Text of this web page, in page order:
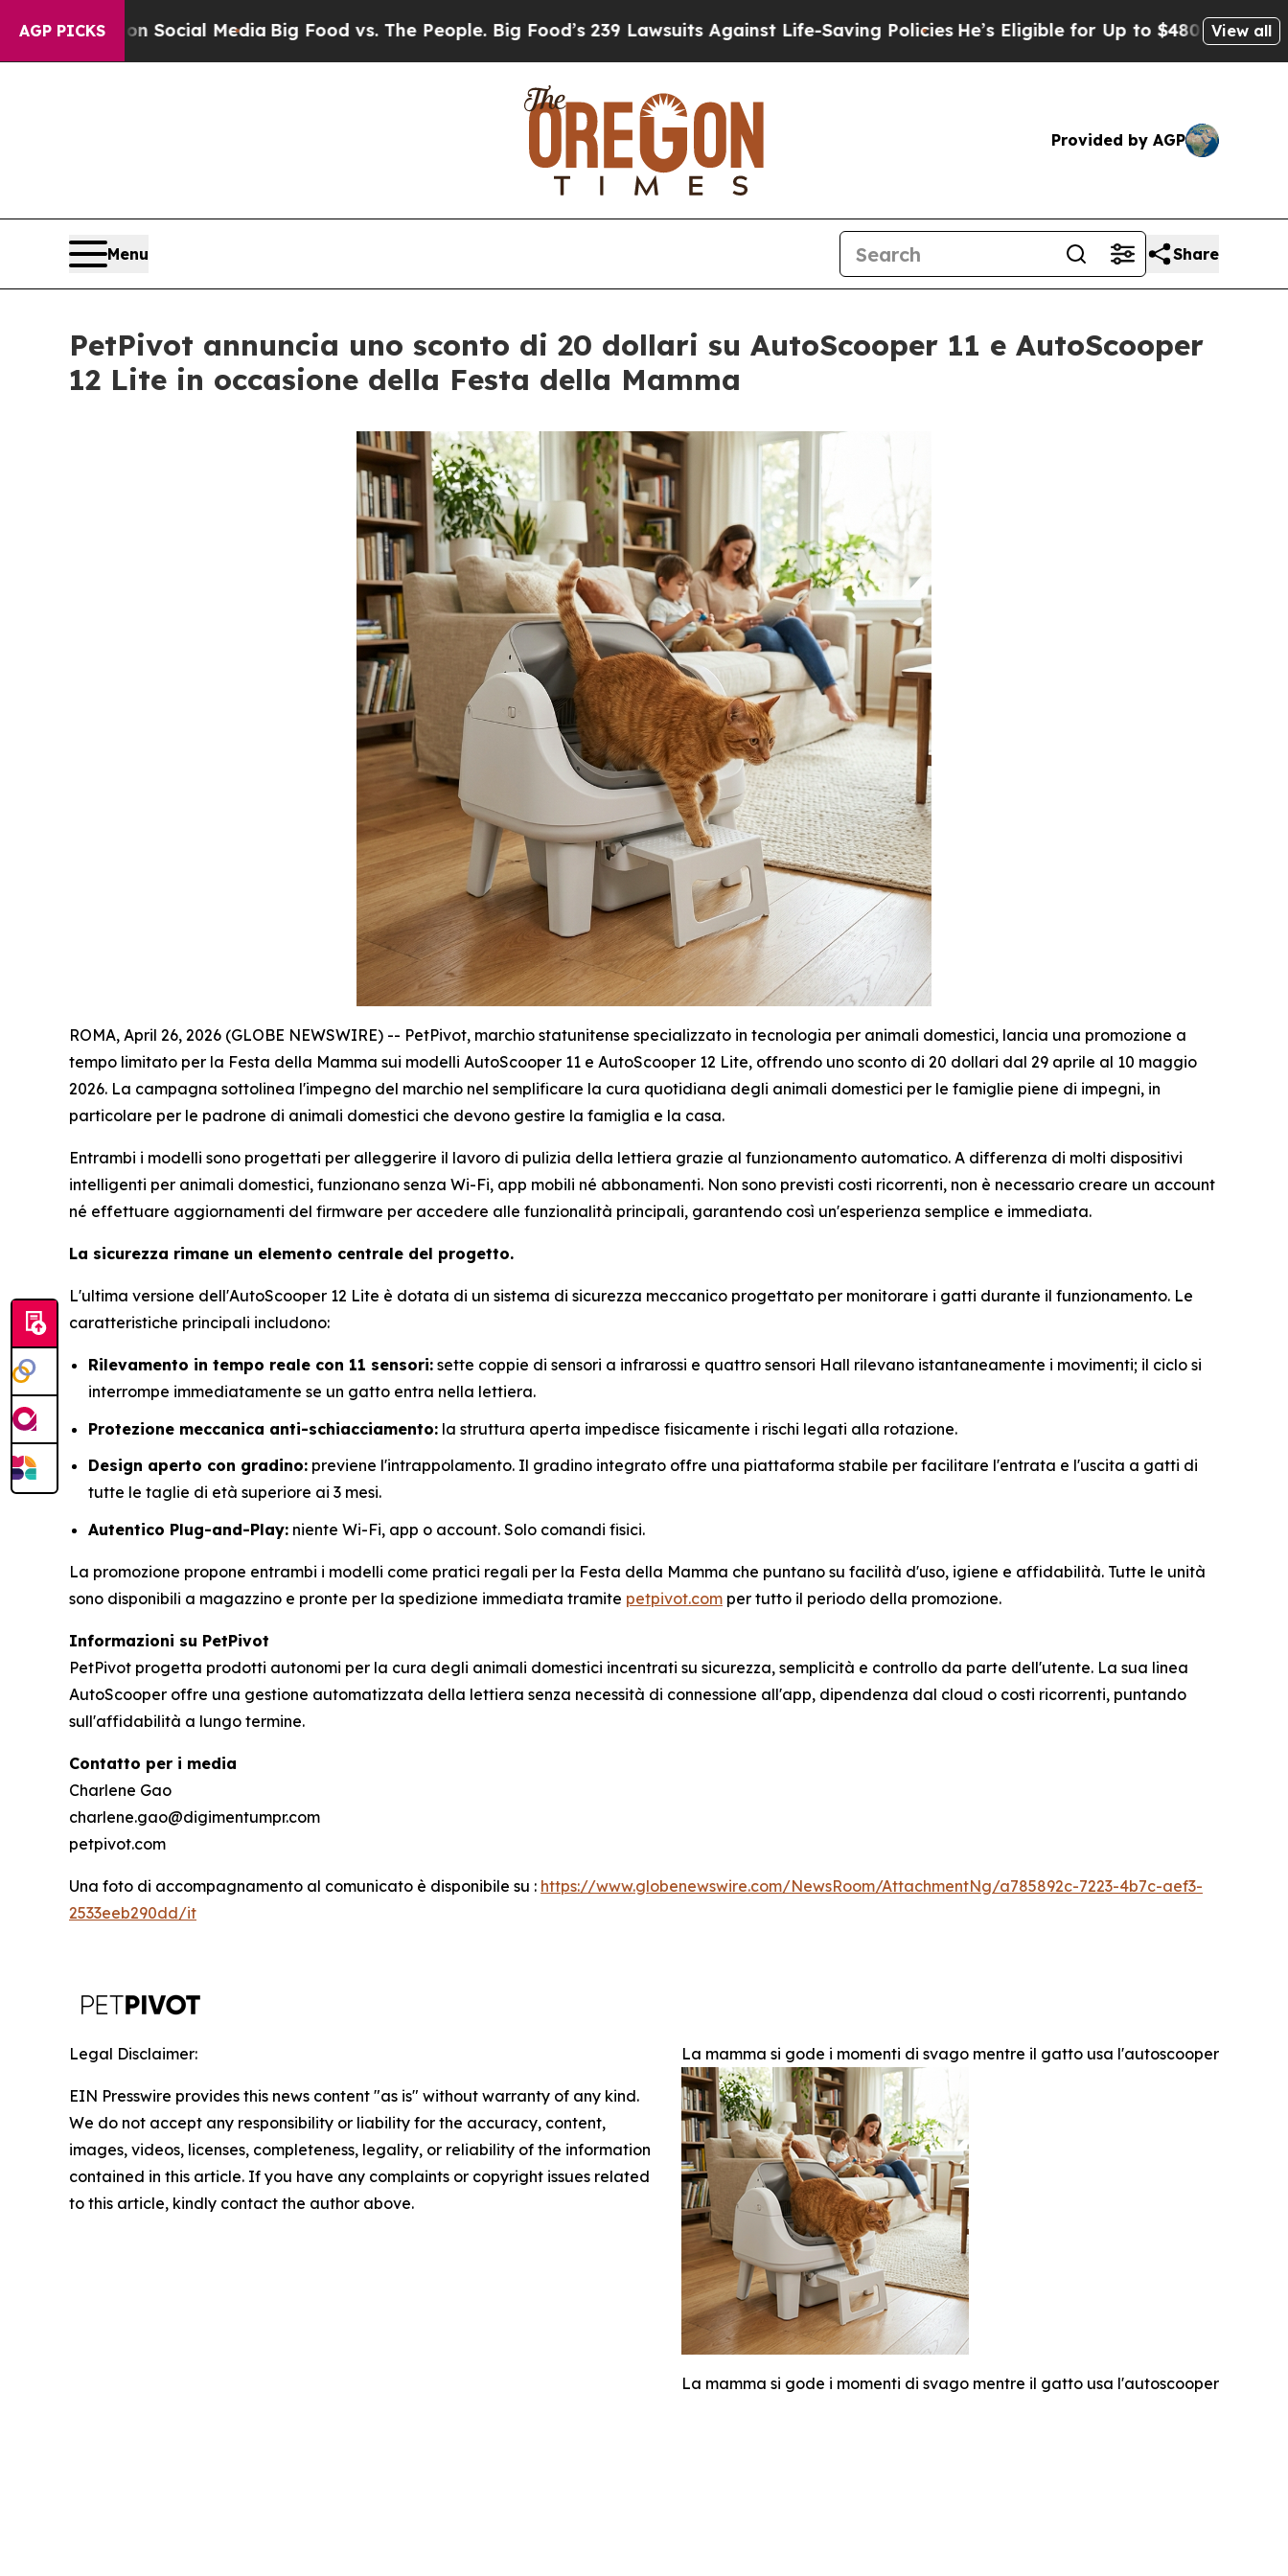
AGP PICKS
on Social MediaBig Food vs. The People. Big Food’s 239 Lawsuits Against Life-Saving PoliciesHe’s Eligible for Up to $480,000 After BeingView all
Provided by AGP
Menu Share
PetPivot annuncia uno sconto di 20 dollari su AutoScooper 11 e AutoScooper
12 Lite in occasione della Festa della Mamma
ROMA, April 26, 2026 (GLOBE NEWSWIRE) -- PetPivot, marchio statunitense specializzato in tecnologia per animali domestici, lancia una promozione a
tempo limitato per la Festa della Mamma sui modelli AutoScooper 11 e AutoScooper 12 Lite, offrendo uno sconto di 20 dollari dal 29 aprile al 10 maggio
2026. La campagna sottolinea l'impegno del marchio nel semplificare la cura quotidiana degli animali domestici per le famiglie piene di impegni, in
particolare per le padrone di animali domestici che devono gestire la famiglia e la casa.
Entrambi i modelli sono progettati per alleggerire il lavoro di pulizia della lettiera grazie al funzionamento automatico. A differenza di molti dispositivi
intelligenti per animali domestici, funzionano senza Wi-Fi, app mobili né abbonamenti. Non sono previsti costi ricorrenti, non è necessario creare un account
né effettuare aggiornamenti del firmware per accedere alle funzionalità principali, garantendo così un'esperienza semplice e immediata.
La sicurezza rimane un elemento centrale del progetto.
L'ultima versione dell'AutoScooper 12 Lite è dotata di un sistema di sicurezza meccanico progettato per monitorare i gatti durante il funzionamento. Le
caratteristiche principali includono:
Rilevamento in tempo reale con 11 sensori: sette coppie di sensori a infrarossi e quattro sensori Hall rilevano istantaneamente i movimenti; il ciclo si
interrompe immediatamente se un gatto entra nella lettiera.
Protezione meccanica anti-schiacciamento: la struttura aperta impedisce fisicamente i rischi legati alla rotazione.
Design aperto con gradino: previene l'intrappolamento. Il gradino integrato offre una piattaforma stabile per facilitare l'entrata e l'uscita a gatti di
tutte le taglie di età superiore ai 3 mesi.
Autentico Plug-and-Play: niente Wi-Fi, app o account. Solo comandi fisici.
La promozione propone entrambi i modelli come pratici regali per la Festa della Mamma che puntano su facilità d'uso, igiene e affidabilità. Tutte le unità
sono disponibili a magazzino e pronte per la spedizione immediata tramite petpivot.com per tutto il periodo della promozione.
Informazioni su PetPivot
PetPivot progetta prodotti autonomi per la cura degli animali domestici incentrati su sicurezza, semplicità e controllo da parte dell'utente. La sua linea
AutoScooper offre una gestione automatizzata della lettiera senza necessità di connessione all'app, dipendenza dal cloud o costi ricorrenti, puntando
sull'affidabilità a lungo termine.
Contatto per i media
Charlene Gao
charlene.gao@digimentumpr.com
petpivot.com
Una foto di accompagnamento al comunicato è disponibile su : https://www.globenewswire.com/NewsRoom/AttachmentNg/a785892c-7223-4b7c-aef3-
2533eeb290dd/it
La mamma si gode i momenti di svago mentre il gatto usa l'autoscooper
La mamma si gode i momenti di svago mentre il gatto usa l'autoscooper
Legal Disclaimer:
EIN Presswire provides this news content "as is" without warranty of any kind.
We do not accept any responsibility or liability for the accuracy, content,
images, videos, licenses, completeness, legality, or reliability of the information
contained in this article. If you have any complaints or copyright issues related
to this article, kindly contact the author above.